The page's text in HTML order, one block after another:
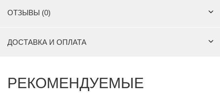
ОТЗЫВЫ (0)
ДОСТАВКА И ОПЛАТА
РЕКОМЕНДУЕМЫЕ